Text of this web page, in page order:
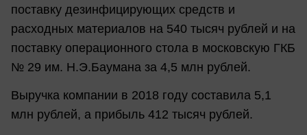
поставку дезинфицирующих средств и
расходных материалов на 540 тысяч рублей и на
поставку операционного стола в московскую ГКБ
№ 29 им. Н.Э.Баумана за 4,5 млн рублей.
Выручка компании в 2018 году составила 5,1
млн рублей, а прибыль 412 тысяч рублей.